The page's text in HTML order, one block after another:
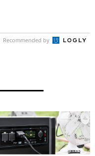
Recommended by